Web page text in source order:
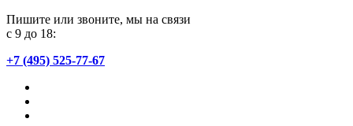
Пишите или звоните, мы на связи
с 9 до 18:
+7 (495) 525-77-67